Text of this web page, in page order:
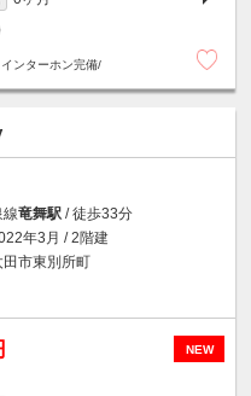
ンターホン完備/
線竜舞駅 / 徒歩33分
年3月 / 2階建
田市東別所町
NEW